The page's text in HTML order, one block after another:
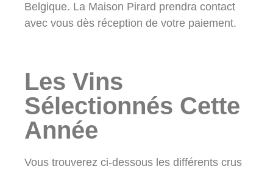
Belgique. La Maison Pirard prendra contact
avec vous dès réception de votre paiement.
Les Vins
Sélectionnés Cette
Année
Vous trouverez ci-dessous les différents crus